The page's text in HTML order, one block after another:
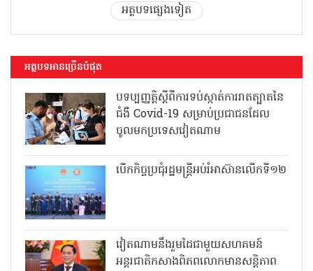
អត្ថបទផ្សេងទៀត
អត្ថបទអានច្រើនបំផុត
បទប្បញ្ញត្តិស្តីពីការទប់ស្កាត់ការរាតត្បាតនៃ
ជំងឺ Covid-19 សម្រាប់ប្រជាជនដែល
ចូលមកប្រទេសវៀតណាម
បើកកិច្ចប្រជុំរដ្ឋមន្ត្រីអប់រំអាស៊ានលើកទី១២
វៀតណាមនឹងរួមដៃជាមួយសហគមន៍
អន្តរជាតិកសាងពិភពលោកមានសន្តិភាព